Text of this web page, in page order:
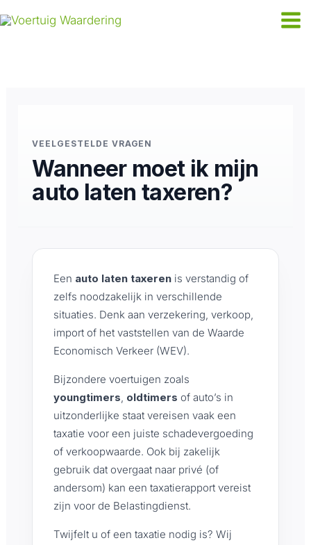
naar
VEELGESTELDE VRAGEN
Wanneer moet ik mijn
auto laten taxeren?
Een auto laten taxeren is verstandig of
zelfs noodzakelijk in verschillende
situaties. Denk aan verzekering, verkoop,
import of het vaststellen van de Waarde
Economisch Verkeer (WEV).
Bijzondere voertuigen zoals
youngtimers, oldtimers of auto’s in
uitzonderlijke staat vereisen vaak een
taxatie voor een juiste schadevergoeding
of verkoopwaarde. Ook bij zakelijk
gebruik dat overgaat naar privé (of
andersom) kan een taxatierapport vereist
zijn voor de Belastingdienst.
Twijfelt u of een taxatie nodig is? Wij